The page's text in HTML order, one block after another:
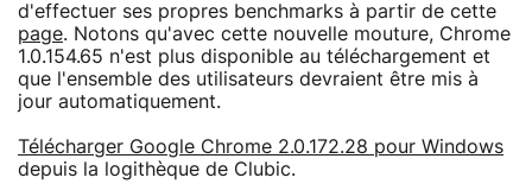
d'effectuer ses propres benchmarks à partir de cette
page. Notons qu'avec cette nouvelle mouture, Chrome
1.0.154.65 n'est plus disponible au téléchargement et
que l'ensemble des utilisateurs devraient être mis à
jour automatiquement.
Télécharger Google Chrome 2.0.172.28 pour Windows
depuis la logithèque de Clubic.